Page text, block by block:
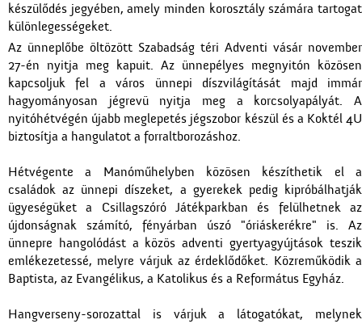
készülődés jegyében, amely minden korosztály számára tartogat
különlegességeket.
Az ünneplőbe öltözött Szabadság téri Adventi vásár november
27-én nyitja meg kapuit. Az ünnepélyes megnyitón közösen
kapcsoljuk fel a város ünnepi díszvilágítását majd immár
hagyományosan jégrevü nyitja meg a korcsolyapályát. A
nyitóhétvégén újabb meglepetés jégszobor készül és a Koktél 4U
biztosítja a hangulatot a forraltborozáshoz.
Hétvégente a Manóműhelyben közösen készíthetik el a
családok az ünnepi díszeket, a gyerekek pedig kipróbálhatják
ügyeségüket a Csillagszóró Játékparkban és felülhetnek az
újdonságnak számító, fényárban úszó "óriáskerékre" is. Az
ünnepre hangolódást a közös adventi gyertyagyújtások teszik
emlékezetessé, melyre várjuk az érdeklődőket. Közreműködik a
Baptista, az Evangélikus, a Katolikus és a Református Egyház.
Hangverseny-sorozattal is várjuk a látogatókat, melynek